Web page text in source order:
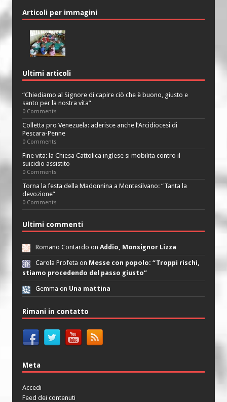
Articoli per immagini
Ultimi articoli
“Chiediamo al Signore di capire ciò che è buono, giusto e
santo per la nostra vita”
0 Comments
Colletta pro Venezuela: aderisce anche l’Arcidiocesi di
Pescara-Penne
0 Comments
Fine vita: la Chiesa Cattolica inglese si mobilita contro il
suicidio assistito
0 Comments
Torna la festa della Madonnina a Montesilvano: “Tanta la
devozione”
0 Comments
Ultimi commenti
Romano Contardo on Addio, Monsignor Lizza
Carola Profeta on Messe con popolo: “Troppi rischi,
stiamo procedendo del passo giusto”
Gemma on Una mattina
Rimani in contatto
Meta
Accedi
Feed dei contenuti